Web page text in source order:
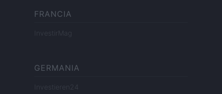
FRANCIA
InvestirMag
GERMANIA
Investieren24